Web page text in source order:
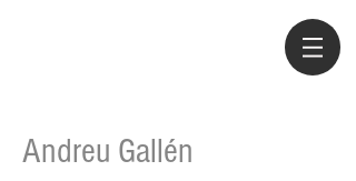
Andreu Gallén